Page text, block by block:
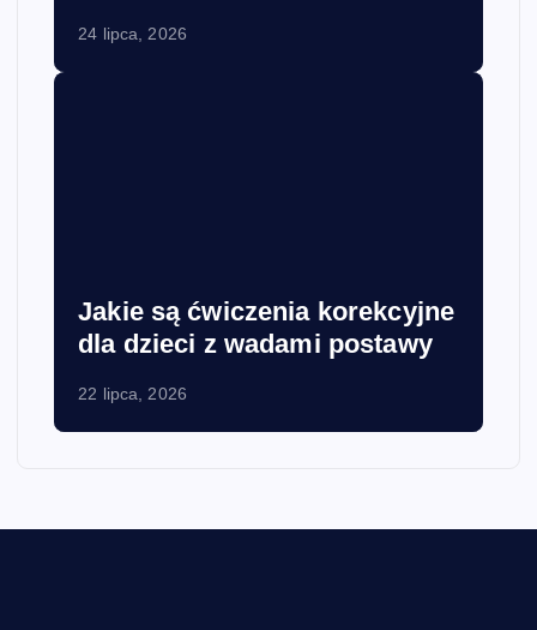
24 lipca, 2026
Jakie są ćwiczenia korekcyjne
dla dzieci z wadami postawy
22 lipca, 2026